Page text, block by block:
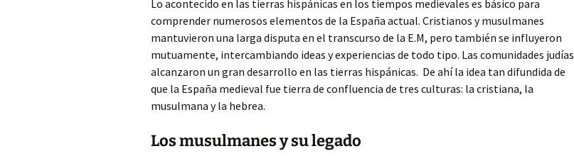
Lo acontecido en las tierras hispánicas en los tiempos medievales es básico para
comprender numerosos elementos de la España actual. Cristianos y musulmanes
mantuvieron una larga disputa en el transcurso de la E.M, pero también se influyeron
mutuamente, intercambiando ideas y experiencias de todo tipo. Las comunidades judías
alcanzaron un gran desarrollo en las tierras hispánicas. De ahí la idea tan difundida de
que la España medieval fue tierra de confluencia de tres culturas: la cristiana, la
musulmana y la hebrea.
Los musulmanes y su legado